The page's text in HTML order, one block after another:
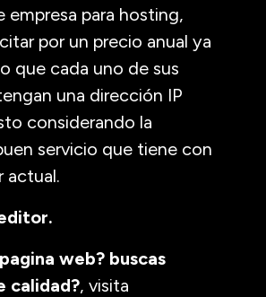
empresa para hosting,
por un precio anual ya
que cada uno de sus
una dirección IP
considerando la
servicio que tiene con
actual.
web? buscas
calidad?, visita